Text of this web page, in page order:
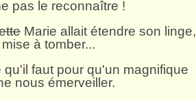
pas le reconnaître !
Marie allait étendre son linge,
à tomber...
faut pour qu'un magnifique
nous émerveiller.